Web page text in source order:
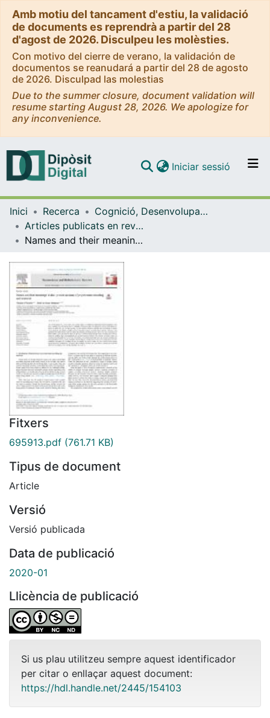
Amb motiu del tancament d'estiu, la validació
de documents es reprendrà a partir del 28
d'agost de 2026. Disculpeu les molèsties.
Con motivo del cierre de verano, la validación de
documentos se reanudará a partir del 28 de agosto
de 2026. Disculpad las molestias
Due to the summer closure, document validation will
resume starting August 28, 2026. We apologize for
any inconvenience.
Navega per tot el DD
Com publicar
Iniciar sessió (current)
Inici Recerca
Cognició, Desenvolupament i Psicologia de l'Educació
Articles publicats en revistes (Cognició, Desenvolupament i Psicologia de l'Educació)
Names and their meanings: A dual-process account of proper-name encoding and retrieval
Fitxers
695913.pdf (761.71 KB)
Tipus de document
Article
Versió
Versió publicada
Data de publicació
2020-01
Llicència de publicació
Si us plau utilitzeu sempre aquest identificador
per citar o enllaçar aquest document:
https://hdl.handle.net/2445/154103